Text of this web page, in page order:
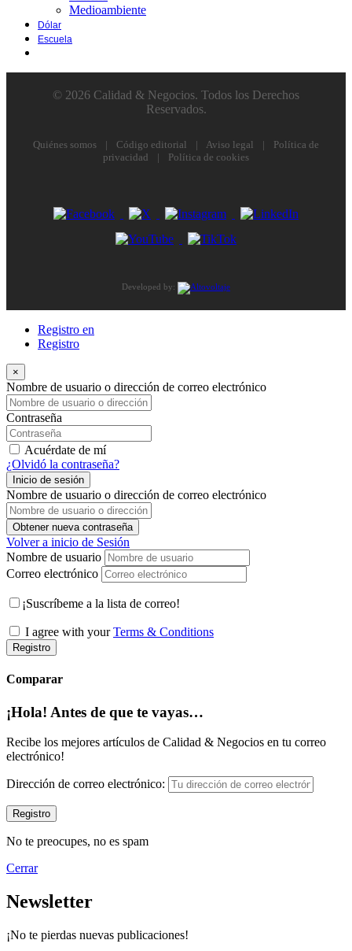
Medioambiente
Dólar
Escuela
© 2026 Calidad & Negocios. Todos los Derechos
Reservados.
Quiénes somos | Código editorial | Aviso legal |
Política de
privacidad
| Política de cookies
Developed by:
Registro en
Registro
×
Nombre de usuario o dirección de correo electrónico
Contraseña
Acuérdate de mí
¿Olvidó la contraseña?
Inicio de sesión
Nombre de usuario o dirección de correo electrónico
Obtener nueva contraseña
Volver a inicio de Sesión
Nombre de usuario
Correo electrónico
¡Suscríbeme a la lista de correo!
I agree with yourTerms & Conditions
Registro
Comparar
¡Hola! Antes de que te vayas…
Recibe los mejores artículos de Calidad & Negocios en tu correo
electrónico!
Dirección de correo electrónico:
No te preocupes, no es spam
Cerrar
Newsletter
¡No te pierdas nuevas publicaciones!